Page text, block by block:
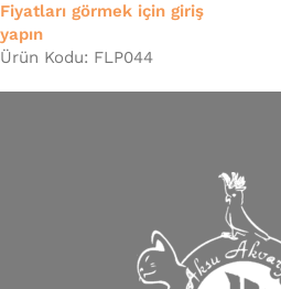
Fiyatları görmek için giriş
yapın
Ürün Kodu: FLP044